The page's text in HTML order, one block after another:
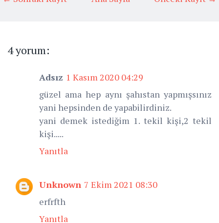
4 yorum:
Adsız 1 Kasım 2020 04:29
güzel ama hep aynı şahıstan yapmışsınız
yani hepsinden de yapabilirdiniz.
yani demek istediğim 1. tekil kişi,2 tekil
kişi.....
Yanıtla
Unknown 7 Ekim 2021 08:30
erfrfth
Yanıtla